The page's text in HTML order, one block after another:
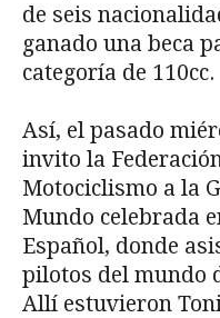
de seis
ganado una beca
categoría de 110cc.
Así, el pasado
invito la
Motociclismo a la
Mundo celebrada
Español, donde
pilotos del mundo
Allí estuvieron